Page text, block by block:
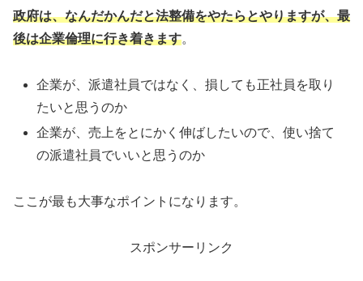
政府は、なんだかんだと法整備をやたらとやりますが、最
後は企業倫理に行き着きます。
企業が、派遣社員ではなく、損しても正社員を取り
たいと思うのか
企業が、売上をとにかく伸ばしたいので、使い捨て
の派遣社員でいいと思うのか
ここが最も大事なポイントになります。
スポンサーリンク